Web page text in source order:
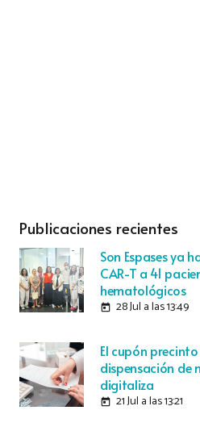
Publicaciones recientes
Son Espases ya
CAR-T a 41
hematológicos
today 28 Jul a las 13:49
El cupón
dispensación de
digitaliza
today 21 Jul a las 13:21